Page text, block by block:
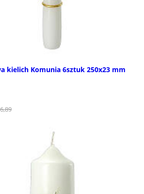
kielich Komunia 6sztuk 250x23 mm